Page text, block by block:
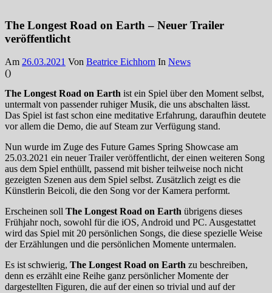
The Longest Road on Earth – Neuer Trailer
veröffentlicht
Am 26.03.2021 Von Beatrice Eichhorn In News
()
The Longest Road on Earth ist ein Spiel über den Moment selbst,
untermalt von passender ruhiger Musik, die uns abschalten lässt.
Das Spiel ist fast schon eine meditative Erfahrung, daraufhin deutete
vor allem die Demo, die auf Steam zur Verfügung stand.
Nun wurde im Zuge des Future Games Spring Showcase am
25.03.2021 ein neuer Trailer veröffentlicht, der einen weiteren Song
aus dem Spiel enthüllt, passend mit bisher teilweise noch nicht
gezeigten Szenen aus dem Spiel selbst. Zusätzlich zeigt es die
Künstlerin Beicoli, die den Song vor der Kamera performt.
Erscheinen soll The Longest Road on Earth übrigens dieses
Frühjahr noch, sowohl für die iOS, Android und PC. Ausgestattet
wird das Spiel mit 20 persönlichen Songs, die diese spezielle Weise
der Erzählungen und die persönlichen Momente untermalen.
Es ist schwierig, The Longest Road on Earth zu beschreiben,
denn es erzählt eine Reihe ganz persönlicher Momente der
dargestellten Figuren, die auf der einen so trivial und auf der